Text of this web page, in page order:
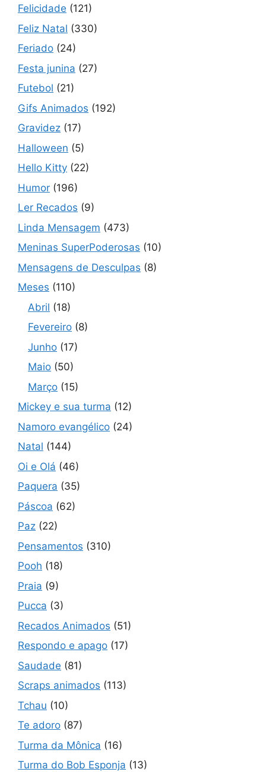
Felicidade (121)
Feliz Natal (330)
Feriado (24)
Festa junina (27)
Futebol (21)
Gifs Animados (192)
Gravidez (17)
Halloween (5)
Hello Kitty (22)
Humor (196)
Ler Recados (9)
Linda Mensagem (473)
Meninas SuperPoderosas (10)
Mensagens de Desculpas (8)
Meses (110)
Abril (18)
Fevereiro (8)
Junho (17)
Maio (50)
Março (15)
Mickey e sua turma (12)
Namoro evangélico (24)
Natal (144)
Oi e Olá (46)
Paquera (35)
Páscoa (62)
Paz (22)
Pensamentos (310)
Pooh (18)
Praia (9)
Pucca (3)
Recados Animados (51)
Respondo e apago (17)
Saudade (81)
Scraps animados (113)
Tchau (10)
Te adoro (87)
Turma da Mônica (16)
Turma do Bob Esponja (13)